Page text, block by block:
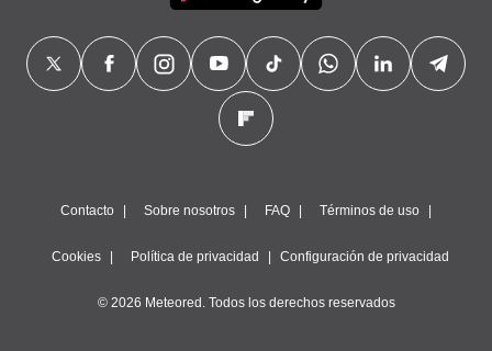
Contacto Sobre nosotros FAQ Términos de uso
Cookies Política de privacidad Configuración de privacidad
© 2026 Meteored. Todos los derechos reservados